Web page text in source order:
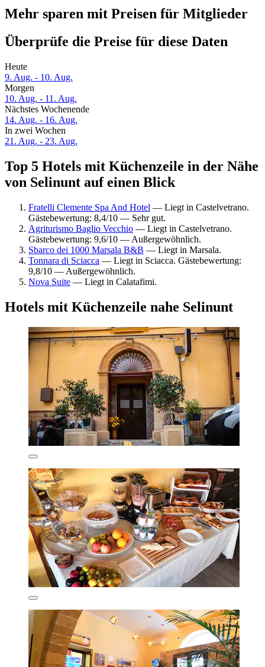
Mehr sparen mit Preisen für Mitglieder
Überprüfe die Preise für diese Daten
Heute
9. Aug. - 10. Aug.
Morgen
10. Aug. - 11. Aug.
Nächstes Wochenende
14. Aug. - 16. Aug.
In zwei Wochen
21. Aug. - 23. Aug.
Top 5 Hotels mit Küchenzeile in der Nähe
von Selinunt auf einen Blick
Fratelli Clemente Spa And Hotel — Liegt in Castelvetrano.
Gästebewertung: 8,4/10 — Sehr gut.
Agriturismo Baglio Vecchio — Liegt in Castelvetrano.
Gästebewertung: 9,6/10 — Außergewöhnlich.
Sbarco dei 1000 Marsala B&B — Liegt in Marsala.
Tonnara di Sciacca — Liegt in Sciacca. Gästebewertung:
9,8/10 — Außergewöhnlich.
Nova Suite — Liegt in Calatafimi.
Hotels mit Küchenzeile nahe Selinunt